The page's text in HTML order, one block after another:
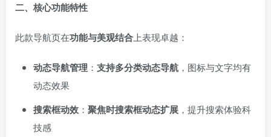
二、核心功能特性
此款导航页在功能与美观结合 上表现卓越：
动态导航管理 ： 支持多分类动态导航 ，图标与文字均有
动态效果
搜索框动效 ： 聚焦时搜索框动态扩展 ，提升搜索体验科
技感